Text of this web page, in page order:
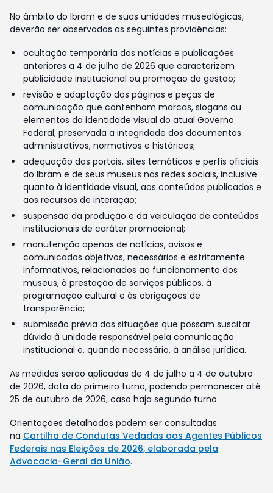
No âmbito do Ibram e de suas unidades museológicas,
deverão ser observadas as seguintes providências:
ocultação temporária das notícias e publicações
anteriores a 4 de julho de 2026 que caracterizem
publicidade institucional ou promoção da gestão;
revisão e adaptação das páginas e peças de
comunicação que contenham marcas, slogans ou
elementos da identidade visual do atual Governo
Federal, preservada a integridade dos documentos
administrativos, normativos e históricos;
adequação dos portais, sites temáticos e perfis oficiais
do Ibram e de seus museus nas redes sociais, inclusive
quanto à identidade visual, aos conteúdos publicados e
aos recursos de interação;
suspensão da produção e da veiculação de conteúdos
institucionais de caráter promocional;
manutenção apenas de notícias, avisos e
comunicados objetivos, necessários e estritamente
informativos, relacionados ao funcionamento dos
museus, à prestação de serviços públicos, à
programação cultural e às obrigações de
transparência;
submissão prévia das situações que possam suscitar
dúvida à unidade responsável pela comunicação
institucional e, quando necessário, à análise jurídica.
As medidas serão aplicadas de 4 de julho a 4 de outubro
de 2026, data do primeiro turno, podendo permanecer até
25 de outubro de 2026, caso haja segundo turno.
Orientações detalhadas podem ser consultadas
na Cartilha de Condutas Vedadas aos Agentes Públicos
Federais nas Eleições de 2026, elaborada pela
Advocacia-Geral da União.